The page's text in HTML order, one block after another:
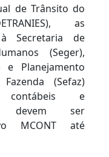
de Trânsito do
as
Secretaria de
(Seger),
e Planejamento
(Sefaz)
contábeis e
devem ser
MCONT até